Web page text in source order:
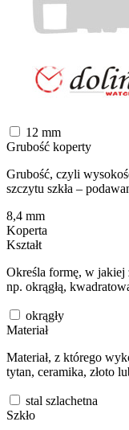
12 mm
Grubość koperty
Grubość, czyli
szczytu szkła –
8,4 mm
Koperta
Kształt
Określa formę, w jakiej
np. okrągłą,
okrągły
Materiał
Materiał, z którego
tytan, ceramika, złoto
stal szlachetna
Szkło